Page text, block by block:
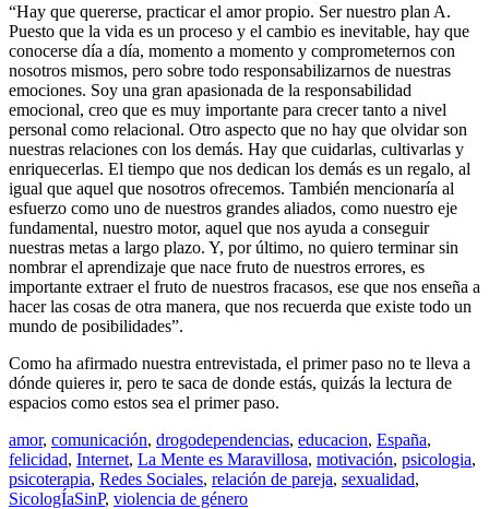
“Hay que quererse, practicar el amor propio. Ser nuestro plan A.
Puesto que la vida es un proceso y el cambio es inevitable, hay que
conocerse día a día, momento a momento y comprometernos con
nosotros mismos, pero sobre todo responsabilizarnos de nuestras
emociones. Soy una gran apasionada de la responsabilidad
emocional, creo que es muy importante para crecer tanto a nivel
personal como relacional. Otro aspecto que no hay que olvidar son
nuestras relaciones con los demás. Hay que cuidarlas, cultivarlas y
enriquecerlas. El tiempo que nos dedican los demás es un regalo, al
igual que aquel que nosotros ofrecemos. También mencionaría al
esfuerzo como uno de nuestros grandes aliados, como nuestro eje
fundamental, nuestro motor, aquel que nos ayuda a conseguir
nuestras metas a largo plazo. Y, por último, no quiero terminar sin
nombrar el aprendizaje que nace fruto de nuestros errores, es
importante extraer el fruto de nuestros fracasos, ese que nos enseña a
hacer las cosas de otra manera, que nos recuerda que existe todo un
mundo de posibilidades”.
Como ha afirmado nuestra entrevistada, el primer paso no te lleva a
dónde quieres ir, pero te saca de donde estás, quizás la lectura de
espacios como estos sea el primer paso.
amor, comunicación, drogodependencias, educacion, España,
felicidad, Internet, La Mente es Maravillosa, motivación, psicologia,
psicoterapia, Redes Sociales, relación de pareja, sexualidad,
SicologÍaSinP, violencia de género